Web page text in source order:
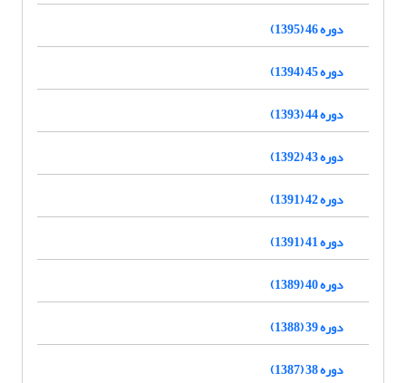
دوره 46 (1395)
دوره 45 (1394)
دوره 44 (1393)
دوره 43 (1392)
دوره 42 (1391)
دوره 41 (1391)
دوره 40 (1389)
دوره 39 (1388)
دوره 38 (1387)